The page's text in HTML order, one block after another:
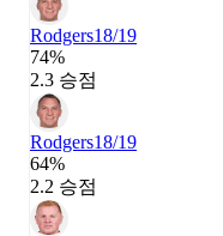
Rodgers18/19
74%
2.3 승점
Rodgers18/19
64%
2.2 승점